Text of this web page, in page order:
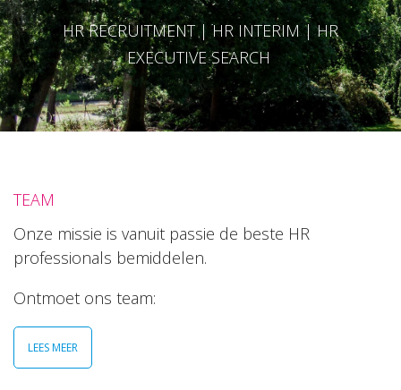
HR RECRUITMENT | HR INTERIM | HR
EXECUTIVE SEARCH
TEAM
Onze missie is vanuit passie de beste HR
professionals bemiddelen.
Ontmoet ons team:
LEES MEER